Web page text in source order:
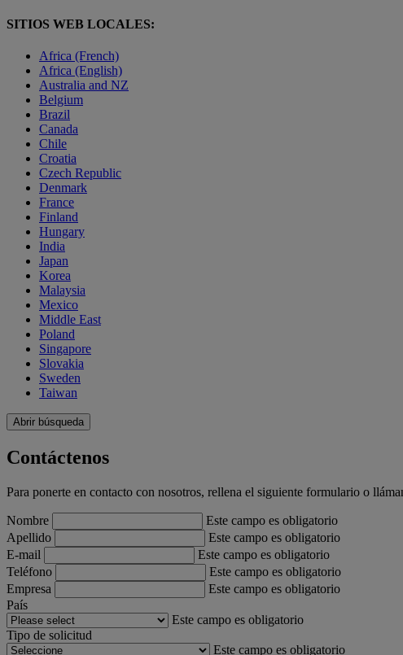
SITIOS WEB LOCALES:
Africa (French)
Africa (English)
Australia and NZ
Belgium
Brazil
Canada
Chile
Croatia
Czech Republic
Denmark
France
Finland
Hungary
India
Japan
Korea
Malaysia
Mexico
Middle East
Poland
Singapore
Slovakia
Sweden
Taiwan
Abrir búsqueda
Contáctenos
Para ponerte en contacto con nosotros, rellena el siguiente formulario o
Nombre
Este campo es obligatorio
Apellido
Este campo es obligatorio
E-mail
Este campo es obligatorio
Teléfono
Este campo es obligatorio
Empresa
Este campo es obligatorio
País
Este campo es obligatorio
Tipo de solicitud
Este campo es obligatorio